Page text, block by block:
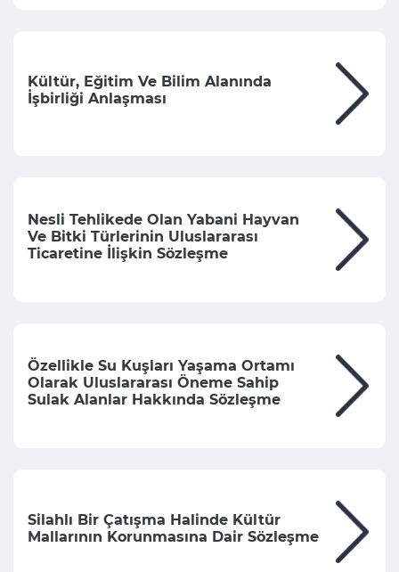
Kültür, Eğitim Ve Bilim Alanında
İşbirliği Anlaşması
Nesli Tehlikede Olan Yabani Hayvan
Ve Bitki Türlerinin Uluslararası
Ticaretine İlişkin Sözleşme
Özellikle Su Kuşları Yaşama Ortamı
Olarak Uluslararası Öneme Sahip
Sulak Alanlar Hakkında Sözleşme
Silahlı Bir Çatışma Halinde Kültür
Mallarının Korunmasına Dair Sözleşme